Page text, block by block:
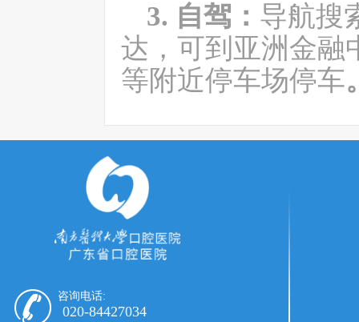
3. 自驾： 导航搜
达 ， 可到亚洲金融
等附近停车场停车
咨询电话:
020-84427034